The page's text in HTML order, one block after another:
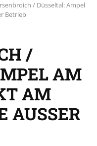
/ Düsseltal: Ampel
Betrieb
/
AM
AM
B